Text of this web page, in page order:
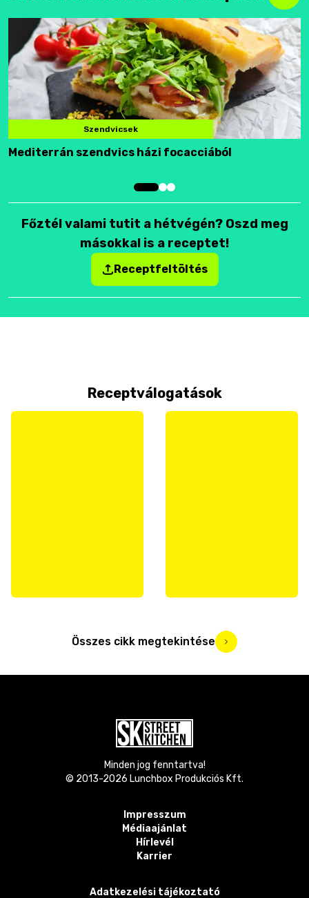
Szendvicsek
Mediterrán szendvics házi focacciából
Főztél valami tutit a hétvégén? Oszd meg
másokkal is a receptet!
Receptfeltöltés
Receptválogatások
Összes cikk megtekintése
Minden jog fenntartva!
© 2013-2026 Lunchbox Produkciós Kft.
Impresszum
Médiaajánlat
Hírlevél
Karrier
Adatkezelési tájékoztató